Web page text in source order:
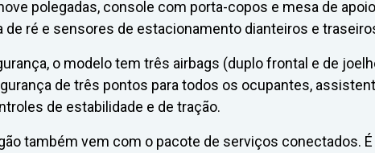
polegadas, console com porta-copos e mesa de
de ré e sensores de estacionamento dianteiros e
o modelo tem três airbags (duplo frontal e de
de três pontos para todos os ocupantes,
de estabilidade e de tração.
também vem com o pacote de serviços conectados. É